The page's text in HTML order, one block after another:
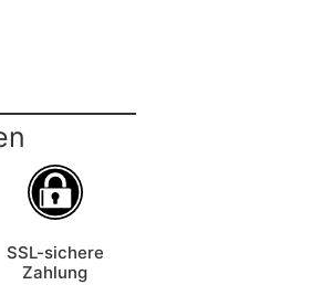
SSL-sichere
Zahlung